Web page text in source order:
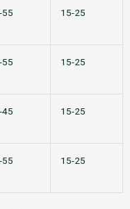
55 15-25
55 15-25
45 15-25
55 15-25